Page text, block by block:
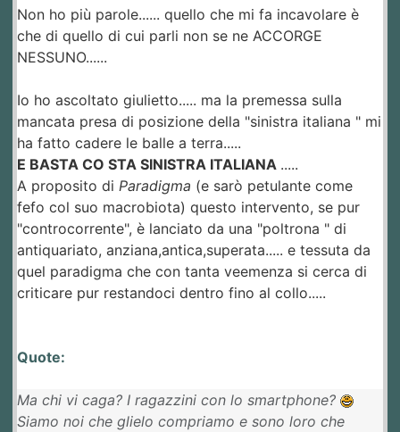
Non ho più parole...... quello che mi fa incavolare è
che di quello di cui parli non se ne ACCORGE
NESSUNO......
Io ho ascoltato giulietto..... ma la premessa sulla
mancata presa di posizione della "sinistra italiana " mi
ha fatto cadere le balle a terra.....
E BASTA CO STA SINISTRA ITALIANA .....
A proposito di Paradigma (e sarò petulante come
fefo col suo macrobiota) questo intervento, se pur
"controcorrente", è lanciato da una "poltrona " di
antiquariato, anziana,antica,superata..... e tessuta da
quel paradigma che con tanta veemenza si cerca di
criticare pur restandoci dentro fino al collo.....
Quote:
Ma chi vi caga? I ragazzini con lo smartphone?
Siamo noi che glielo compriamo e sono loro che